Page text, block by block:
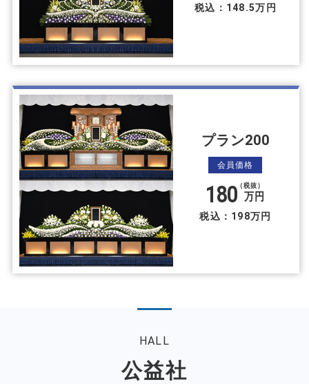
税込：148.5万円
プラン200
会員価格
180 （税抜）
万円
税込：198万円
HALL
公益社